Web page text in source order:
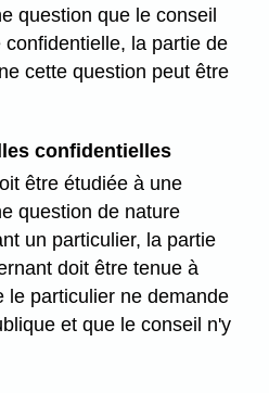
question que le conseil
la partie de
cette question peut être
confidentielles
être étudiée à une
question de nature
un particulier, la partie
doit être tenue à
le particulier ne demande
et que le conseil n'y